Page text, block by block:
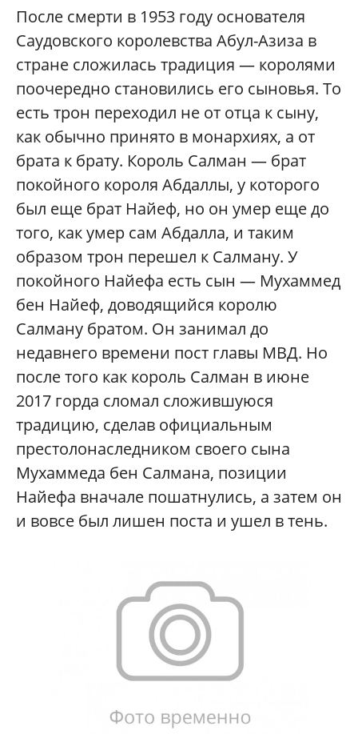
После смерти в 1953 году основателя
Саудовского королевства Абул-Азиза в
стране сложилась традиция — королями
поочередно становились его сыновья. То
есть трон переходил не от отца к сыну,
как обычно принято в монархиях, а от
брата к брату. Король Салман — брат
покойного короля Абдаллы, у которого
был еще брат Найеф, но он умер еще до
того, как умер сам Абдалла, и таким
образом трон перешел к Салману. У
покойного Найефа есть сын — Мухаммед
бен Найеф, доводящийся королю
Салману братом. Он занимал до
недавнего времени пост главы МВД. Но
после того как король Салман в июне
2017 горда сломал сложившуюся
традицию, сделав официальным
престолонаследником своего сына
Мухаммеда бен Салмана, позиции
Найефа вначале пошатнулись, а затем он
и вовсе был лишен поста и ушел в тень.